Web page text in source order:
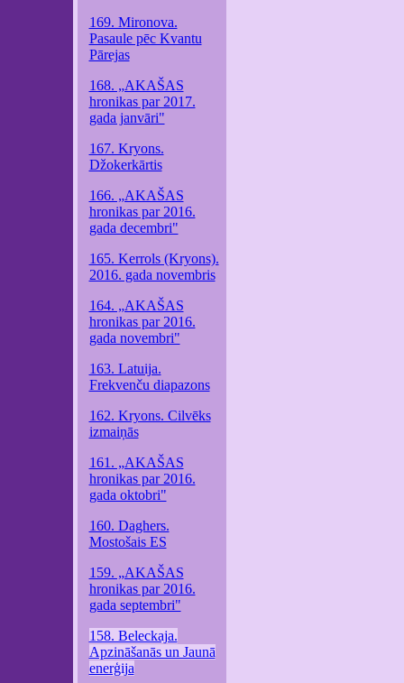
169. Mironova.
Pasaule pēc Kvantu
Pārejas
168. „AKAŠAS
hronikas par 2017.
gada janvāri"
167. Kryons.
Džokerkārtis
166. „AKAŠAS
hronikas par 2016.
gada decembri"
165. Kerrols (Kryons).
2016. gada novembris
164. „AKAŠAS
hronikas par 2016.
gada novembri"
163. Latuija.
Frekvenču diapazons
162. Kryons. Cilvēks
izmaiņās
161. „AKAŠAS
hronikas par 2016.
gada oktobri"
160. Daghers.
Mostošais ES
159. „AKAŠAS
hronikas par 2016.
gada septembri"
158. Beleckaja.
Apzināšanās un Jaunā
enerģija